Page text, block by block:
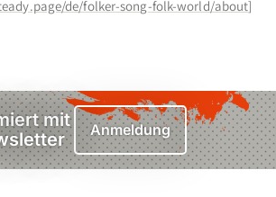
de/folker-song-folk-world/about]
mit
Anmeldung